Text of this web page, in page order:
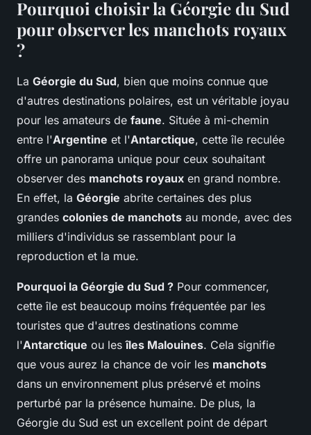
Pourquoi choisir la Géorgie du Sud
pour observer les manchots royaux
?
La Géorgie du Sud, bien que moins connue que
d'autres destinations polaires, est un véritable joyau
pour les amateurs de faune. Située à mi-chemin
entre l'Argentine et l'Antarctique, cette île reculée
offre un panorama unique pour ceux souhaitant
observer des manchots royaux en grand nombre.
En effet, la Géorgie abrite certaines des plus
grandes colonies de manchots au monde, avec des
milliers d'individus se rassemblant pour la
reproduction et la mue.
Pourquoi la Géorgie du Sud ? Pour commencer,
cette île est beaucoup moins fréquentée par les
touristes que d'autres destinations comme
l'Antarctique ou lesîles Malouines. Cela signifie
que vous aurez la chance de voir les manchots
dans un environnement plus préservé et moins
perturbé par la présence humaine. De plus, la
Géorgie du Sud est un excellent point de départ